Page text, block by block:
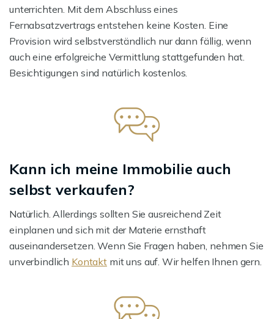
unterrichten. Mit dem Abschluss eines
Fernabsatzvertrags entstehen keine Kosten. Eine
Provision wird selbstverständlich nur dann fällig, wenn
auch eine erfolgreiche Vermittlung stattgefunden hat.
Besichtigungen sind natürlich kostenlos.
Kann ich meine Immobilie auch
selbst verkaufen?
Natürlich. Allerdings sollten Sie ausreichend Zeit
einplanen und sich mit der Materie ernsthaft
auseinandersetzen. Wenn Sie Fragen haben, nehmen Sie
unverbindlich Kontaktmit uns auf. Wir helfen Ihnen gern.